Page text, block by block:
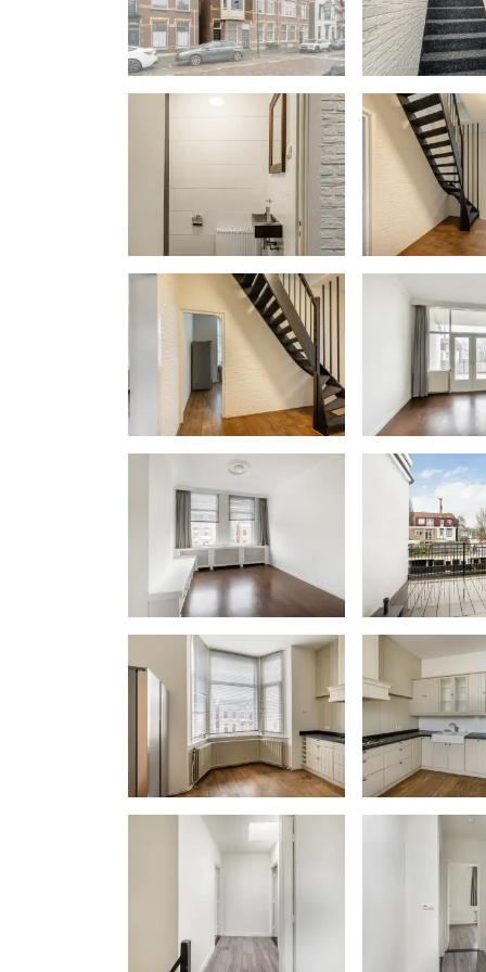
Jaarlijkse wettelijke indexering.
- Bouwjaar 1913
- Energielabel E
- Oplevering in overleg, kan snel
Woonoppervlakte
De Meetinstructie is gebaseerd op de
bedoeld om een meer eenduidige
het geven van een indicatie van de
Meetinstructie sluit verschillen in
bijvoorbeeld interpretatieverschillen,
uitvoeren van de meting. Indien de
cruciaal belang zijn, adviseren wij
(kandidaat)koper(s) zullen, indien
gesteld worden op een passend
schade te voorkomen.
Ouderdomsclausule
Bij woningen ouder dan 30 jaar zal
ouderdomsclausule worden
Notariskeuze en kosten
hypothecaire inschrijving in het
worden. Zijn de kosten voor deze
BTW dan wordt het meerdere bij de
koper een notaris kiest buiten een
verkochte onroerende zaak dan zijn
berekent voor een eventuele
behoeve van de verkoper voor
Zelfbewoningsplicht
Koper is bekend met de
binnen de gemeente Vlaardingen
heeft koper doorverwezen naar de